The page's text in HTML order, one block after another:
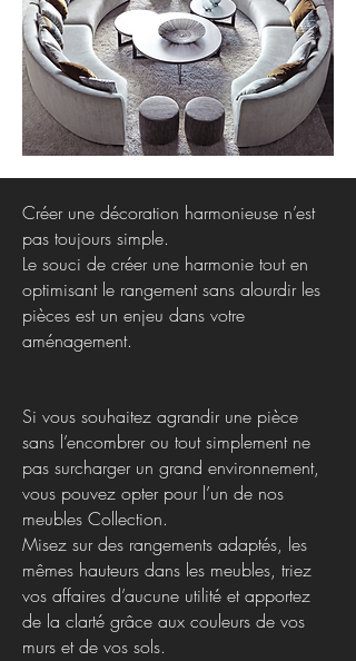
Créer une décoration harmonieuse n’est
pas toujours simple.
Le souci de créer une harmonie tout en
optimisant le rangement sans alourdir les
pièces est un enjeu dans votre
aménagement.
Si vous souhaitez agrandir une pièce
sans l’encombrer ou tout simplement ne
pas surcharger un grand environnement,
vous pouvez opter pour l’un de nos
meubles Collection.
Misez sur des rangements adaptés, les
mêmes hauteurs dans les meubles, triez
vos affaires d’aucune utilité et apportez
de la clarté grâce aux couleurs de vos
murs et de vos sols.